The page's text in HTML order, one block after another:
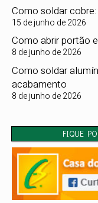
Como soldar
15 de junho de 2026
Como abrir portão
8 de junho de 2026
Como soldar
acabamento
8 de junho de 2026
FIQUE